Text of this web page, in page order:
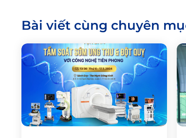
Bài viết cùng chuyên